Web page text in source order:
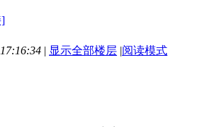
]
| 显示全部楼层 |阅读模式